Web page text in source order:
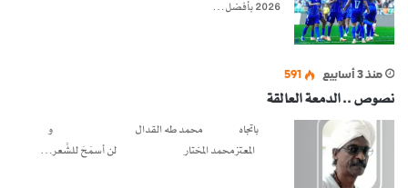
2026 بأفضل…
منذ 3 أسابيع 591
نصوص .. الدمعة العالقة
باتجاه محمد طه القدال و
المعتز محمد المختار لن أسمَحَ للشِّعر…